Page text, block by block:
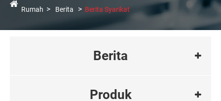
Rumah Berita Berita Syarikat
Berita
Produk